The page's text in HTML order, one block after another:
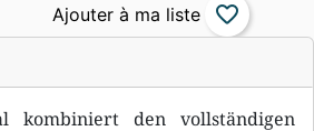
kombiniert den vollständigen
favorite_border